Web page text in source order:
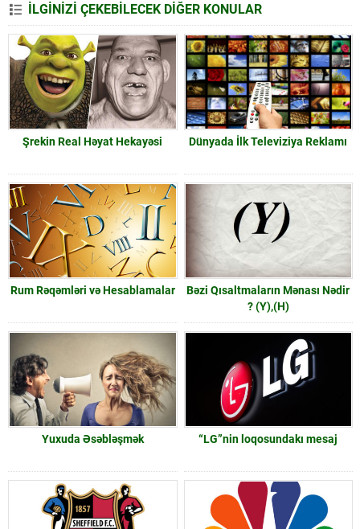
İLGİNİZİ ÇEKEBİLECEK DİĞER KONULAR
Şrekin Real Həyat Hekayəsi Dünyada İlk Televiziya Reklamı
Rum Rəqəmləri və Hesablamalar
Bəzi Qısaltmaların Mənası Nədir
? (Y),(H)
Yuxuda Əsəbləşmək “LG”nin loqosundakı mesaj